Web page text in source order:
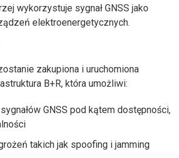
wykorzystuje sygnał GNSS jako
elektroenergetycznych.
zakupiona i uruchomiona
B+R, która umożliwi:
GNSS pod kątem dostępności,
takich jak spoofing i jamming